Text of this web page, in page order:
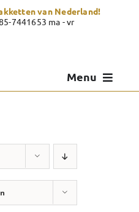
van Nederland!
7441653 ma - vr
Menu